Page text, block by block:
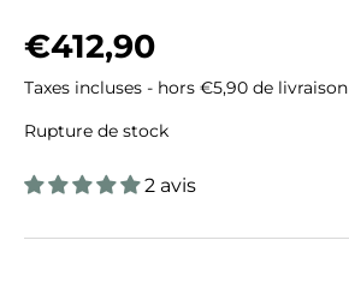
Prix habituel
€412,90
Taxes incluses - hors €5,90 de livraison
Rupture de stock
2 avis